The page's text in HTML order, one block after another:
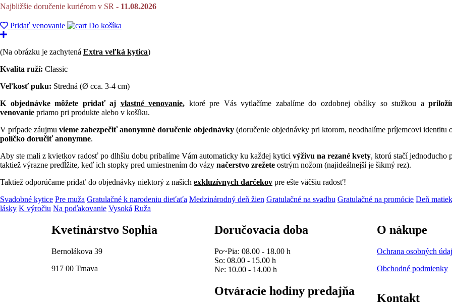
Najbližšie doručenie kuriérom v SR - 11.08.2026
Pridať venovanie Do košíka
(Na obrázku je zachytená Extra veľká kytica)
Kvalita ruží: Classic
Veľkosť puku: Stredná (Ø cca. 3-4 cm)
K objednávke môžete pridať aj vlastné venovanie, ktoré pre Vás vytlačíme zabalíme do ozdobnej obálky so stužkou a
venovanie priamo pri produkte alebo v košíku.
V prípade záujmuvieme zabezpečiť anonymné doručenie objednávky (doručenie objednávky pri ktorom, neodhalíme príjemcovi identitu
políčko doručiť anonymne.
Aby ste mali z kvietkov radosť po dlhšiu dobu pribalíme Vám automaticky ku každej kytici výživu na rezané kvety, ktorú stačí jednoducho
taktiež výrazne predĺžite, keď ich stopky pred umiestnením do vázy načerstvo zrežete ostrým nožom (najideálnejší je šikmý rez).
Taktiež odporúčame pridať do objednávky niektorý z našich exkluzívnych darčekov pre ešte väčšiu radosť!
Svadobné kytice Pre muža Gratulačné k narodeniu dieťaťa Medzinárodný deň žien Gratulačné na svadbu Gratulačné na promócie Deň matiek
lásky K výročiu Na poďakovanie Vysoká Ruža
Kvetinárstvo Sophia
Bernolákova 39
917 00 Trnava
Doručovacia doba
Po~Pia: 08.00 - 18.00 h
So: 08.00 - 15.00 h
Ne: 10.00 - 14.00 h
Otváracie hodiny predajňa
O nákupe
Ochrana osobných
Obchodné podmienky
Kontakt